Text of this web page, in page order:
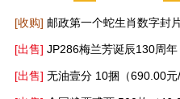
[收购] 邮政第一个蛇生肖数字封片
[出售] JP286梅兰芳诞辰130周年
[出售] 无油壹分 10捆（690.00元/